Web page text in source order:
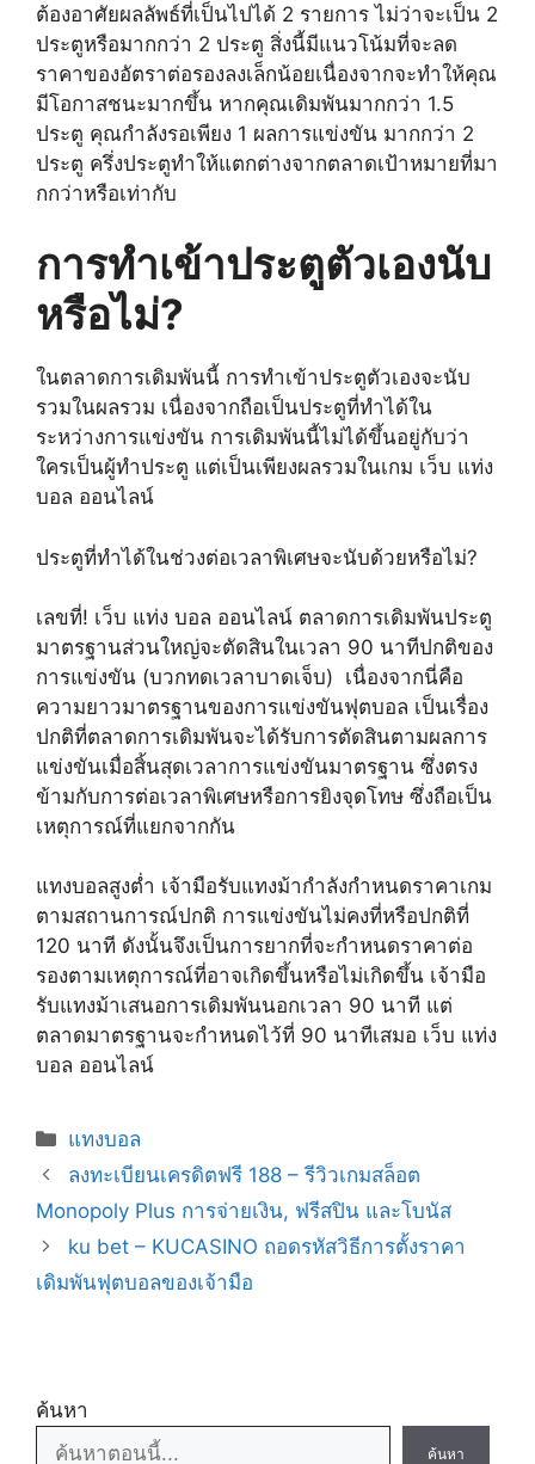
ต้องอาศัยผลลัพธ์ที่เป็นไปได้ 2 รายการ ไม่ว่าจะเป็น 2
ประตูหรือมากกว่า 2 ประตู สิ่งนี้มีแนวโน้มที่จะลด
ราคาของอัตราต่อรองลงเล็กน้อยเนื่องจากจะทำให้คุณ
มีโอกาสชนะมากขึ้น หากคุณเดิมพันมากกว่า 1.5
ประตู คุณกำลังรอเพียง 1 ผลการแข่งขัน มากกว่า 2
ประตู ครึ่งประตูทำให้แตกต่างจากตลาดเป้าหมายที่มา
กกว่าหรือเท่ากับ
การทำเข้าประตูตัวเองนับ
หรือไม่?
ในตลาดการเดิมพันนี้ การทำเข้าประตูตัวเองจะนับ
รวมในผลรวม เนื่องจากถือเป็นประตูที่ทำได้ใน
ระหว่างการแข่งขัน การเดิมพันนี้ไม่ได้ขึ้นอยู่กับว่า
ใครเป็นผู้ทำประตู แต่เป็นเพียงผลรวมในเกม เว็บ แท่ง
บอล ออนไลน์
ประตูที่ทำได้ในช่วงต่อเวลาพิเศษจะนับด้วยหรือไม่?
เลขที่! เว็บ แท่ง บอล ออนไลน์ ตลาดการเดิมพันประตู
มาตรฐานส่วนใหญ่จะตัดสินในเวลา 90 นาทีปกติของ
การแข่งขัน (บวกทดเวลาบาดเจ็บ) เนื่องจากนี่คือ
ความยาวมาตรฐานของการแข่งขันฟุตบอล เป็นเรื่อง
ปกติที่ตลาดการเดิมพันจะได้รับการตัดสินตามผลการ
แข่งขันเมื่อสิ้นสุดเวลาการแข่งขันมาตรฐาน ซึ่งตรง
ข้ามกับการต่อเวลาพิเศษหรือการยิงจุดโทษ ซึ่งถือเป็น
เหตุการณ์ที่แยกจากกัน
แทงบอลสูงต่ำ เจ้ามือรับแทงม้ากำลังกำหนดราคาเกม
ตามสถานการณ์ปกติ การแข่งขันไม่คงที่หรือปกติที่
120 นาที ดังนั้นจึงเป็นการยากที่จะกำหนดราคาต่อ
รองตามเหตุการณ์ที่อาจเกิดขึ้นหรือไม่เกิดขึ้น เจ้ามือ
รับแทงม้าเสนอการเดิมพันนอกเวลา 90 นาที แต่
ตลาดมาตรฐานจะกำหนดไว้ที่ 90 นาทีเสมอ เว็บ แท่ง
บอล ออนไลน์
Categories
แทงบอล
ลงทะเบียนเครดิตฟรี 188 – รีวิวเกมสล็อต
Monopoly Plus การจ่ายเงิน, ฟรีสปิน และโบนัส
ku bet – KUCASINO ถอดรหัสวิธีการตั้งราคา
เดิมพันฟุตบอลของเจ้ามือ
ค้นหา
ค้นหา